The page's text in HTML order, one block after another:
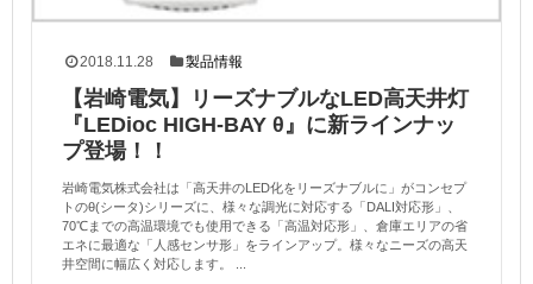
2018.11.28 製品情報
【岩崎電気】リーズナブルなLED高天井灯
『LEDioc HIGH-BAY θ』に新ラインナッ
プ登場！！
岩崎電気株式会社は「高天井のLED化をリーズナブルに」がコンセプ
トのθ(シータ)シリーズに、様々な調光に対応する「DALI対応形」、
70℃までの高温環境でも使用できる「高温対応形」、倉庫エリアの省
エネに最適な「人感センサ形」をラインアップ。様々なニーズの高天
井空間に幅広く対応します。 ...